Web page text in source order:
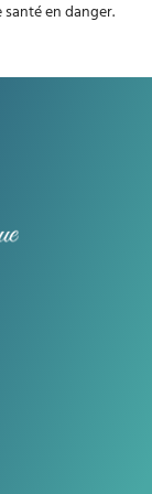
en danger.